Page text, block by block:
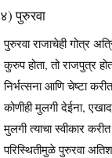
४) पुरुरवा
पुरुरवा राजाचेही गोत्र
कुरुप होता, तो राजपुत्र
निर्भत्सना आणि चेष्टा
कोणीही मुलगी देईना,
मुलगी त्याचा स्वीकार
परिस्थितीमुळे पुरुरवा